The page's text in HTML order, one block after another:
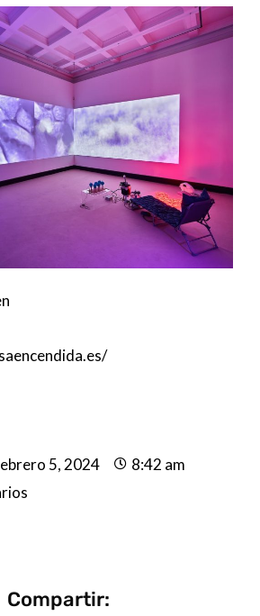
5, 2024
8:42 am
Compartir: